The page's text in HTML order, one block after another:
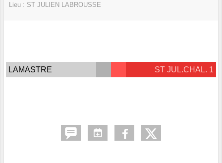
Lieu : ST JULIEN LABROUSSE
LAMASTRE ST JUL.CHAL. 1